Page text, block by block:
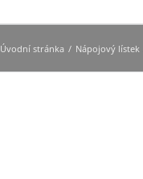
Úvodní stránka / Nápojový lístek